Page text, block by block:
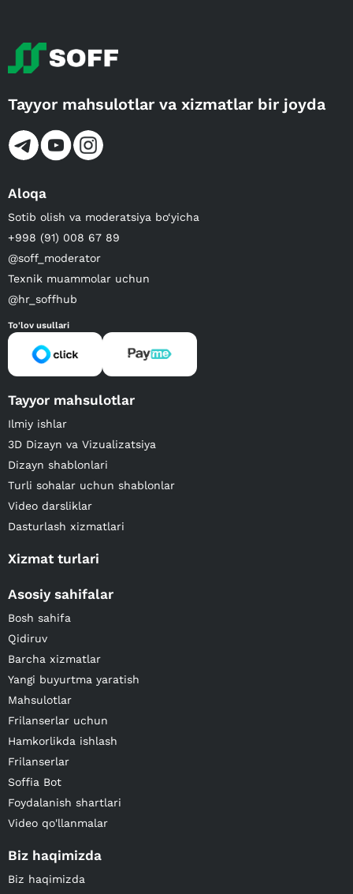
Tayyor mahsulotlar va xizmatlar bir joyda
Aloqa
Sotib olish va moderatsiya bo‘yicha
+998 (91) 008 67 89
@soff_moderator
Texnik muammolar uchun
@hr_soffhub
To'lov usullari
Tayyor mahsulotlar
Ilmiy ishlar
3D Dizayn va Vizualizatsiya
Dizayn shablonlari
Turli sohalar uchun shablonlar
Video darsliklar
Dasturlash xizmatlari
Xizmat turlari
Asosiy sahifalar
Bosh sahifa
Qidiruv
Barcha xizmatlar
Yangi buyurtma yaratish
Mahsulotlar
Frilanserlar uchun
Hamkorlikda ishlash
Frilanserlar
Soffia Bot
Foydalanish shartlari
Video qo'llanmalar
Biz haqimizda
Biz haqimizda